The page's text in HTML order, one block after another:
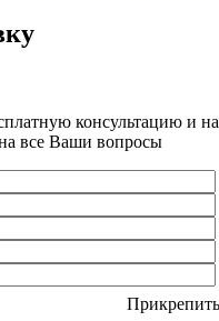
консультацию и
все Ваши вопросы